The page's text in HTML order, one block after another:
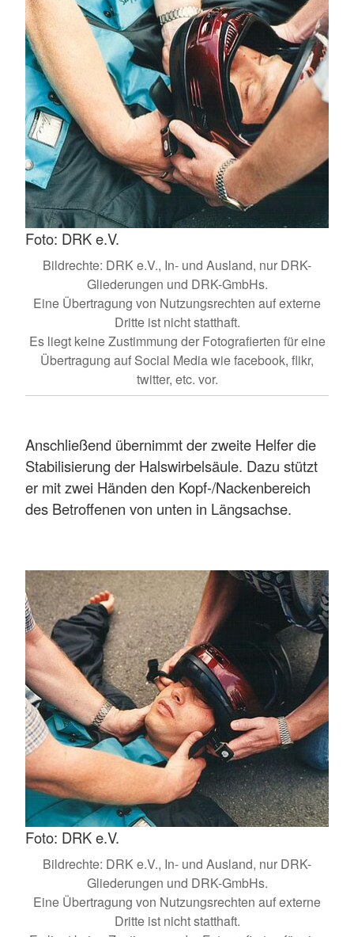
Foto: DRK e.V.
Bildrechte: DRK e.V., In- und Ausland, nur DRK-
Gliederungen und DRK-GmbHs.
Eine Übertragung von Nutzungsrechten auf externe
Dritte ist nicht statthaft.
Es liegt keine Zustimmung der Fotografierten für eine
Übertragung auf Social Media wie facebook, flikr,
twitter, etc. vor.
Anschließend übernimmt der zweite Helfer die
Stabilisierung der Halswirbelsäule. Dazu stützt
er mit zwei Händen den Kopf-/Nackenbereich
des Betroffenen von unten in Längsachse.
Foto: DRK e.V.
Bildrechte: DRK e.V., In- und Ausland, nur DRK-
Gliederungen und DRK-GmbHs.
Eine Übertragung von Nutzungsrechten auf externe
Dritte ist nicht statthaft.